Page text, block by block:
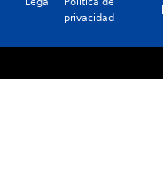
privacidad